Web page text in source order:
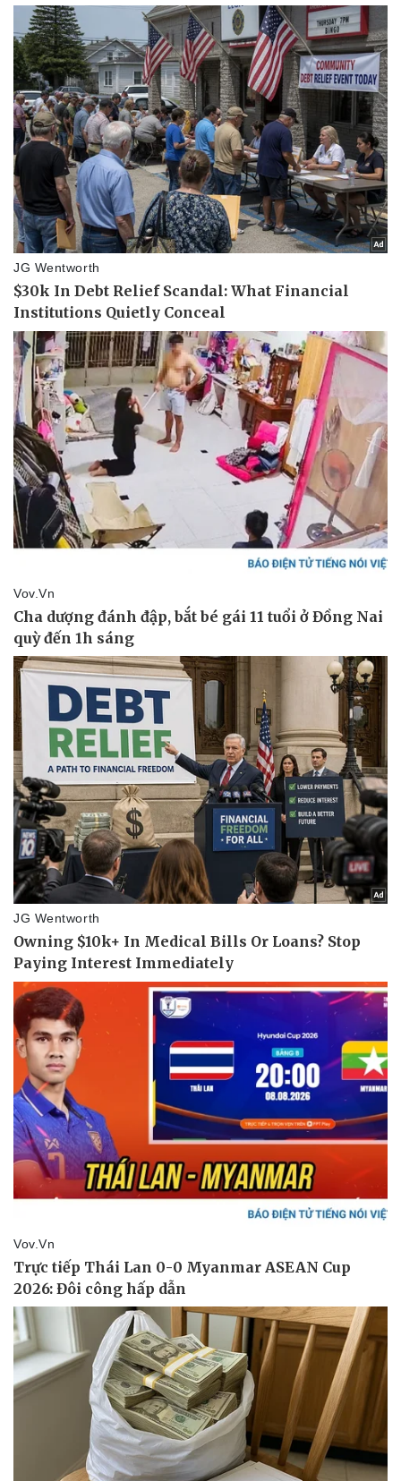
Sức khỏe
Dinh dưỡng - món ngon
Cây thuốc
Sản phụ khoa
Nhi khoa
Nam khoa
Làm đẹp - giảm cân
Phòng mạch online
Ăn sạch sống khỏe
Đời sống
Nhà đẹp
Blog
Tình yêu - Gia đình